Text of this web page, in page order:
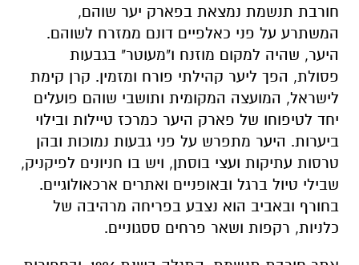
חורבת תנשמת נמצאת בפארק יער שוהם,
המשתרע על פני כאלפיים דונם ממזרח לשוהם.
היער, שהיה למקום מוזנח ו"מעוטר" בגבעות
פסולת, הפך ליער קהילתי פורח ומזמין. קרן קימת
לישראל, המועצה המקומית ותושבי שוהם פועלים
יחד לטיפוחו של פארק היער כמרכז טיילות ובילוי
ביערות. היער מתפרש על פני גבעות נמוכות ובהן
טרסות עתיקות ועצי בוסתן, ויש בו חניונים לפיקניק,
שבילי טיול ברגל ובאופניים ואתרים ארכאולוגיים.
בחורף ובאביב הוא נצבע בפריחה מרהיבה של
כלניות, רקפות ושאר פרחים ססגוניים.